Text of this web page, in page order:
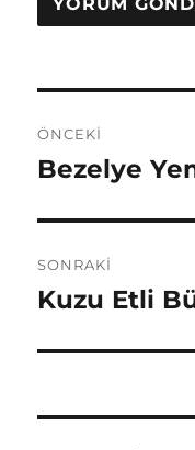
gezinmesi
ÖNCEKI
Önceki
Bezelye
SONRAKI
Sonraki
Kuzu Etli